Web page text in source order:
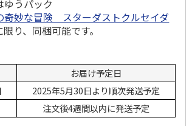
うパック
奇妙な冒険 スターダストクルセイダ
り、同梱可能です。
お届け予定日
2025年5月30日より順次発送予定
注文後4週間以内に発送予定